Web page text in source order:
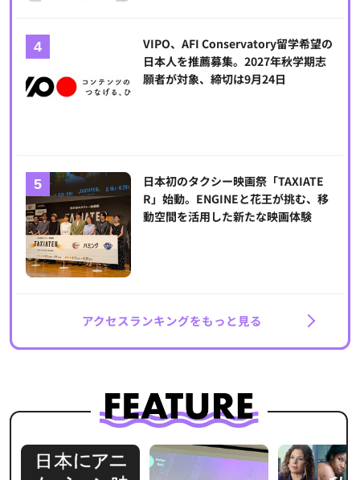
VIPO、AFI Conservatory留学希望の
日本人を推薦募集。2027年秋学期志
願者が対象、締切は9月24日
日本初のタクシー映画祭「TAXIATE
R」始動。ENGINEと花王が挑む、移
動空間を活用した新たな映画体験
アクセスランキングをもっと見る